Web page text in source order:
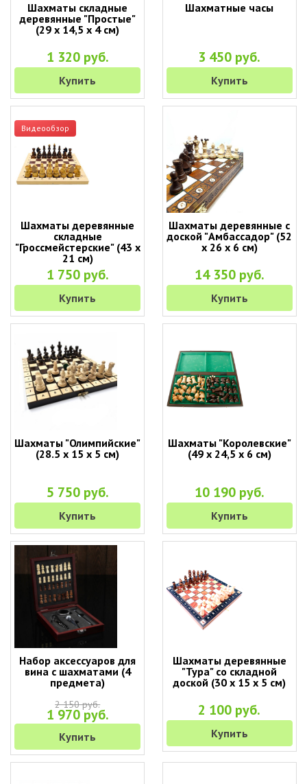
Шахматы складные
деревянные "Простые"
(29 х 14,5 х 4 см)
1 320 руб.
Купить
Шахматные часы
3 450 руб.
Купить
Видеообзор
Шахматы деревянные
складные
"Гроссмейстерские" (43 х
21 см)
1 750 руб.
Купить
Шахматы деревянные с
доской "Амбассадор" (52
х 26 х 6 см)
14 350 руб.
Купить
Шахматы "Олимпийские"
(28.5 х 15 х 5 см)
5 750 руб.
Купить
Шахматы "Королевские"
(49 х 24,5 х 6 см)
10 190 руб.
Купить
Набор аксессуаров для
вина с шахматами (4
предмета)
2 150 руб.
1 970 руб.
Купить
Шахматы деревянные
"Тура" со складной
доской (30 х 15 х 5 см)
2 100 руб.
Купить